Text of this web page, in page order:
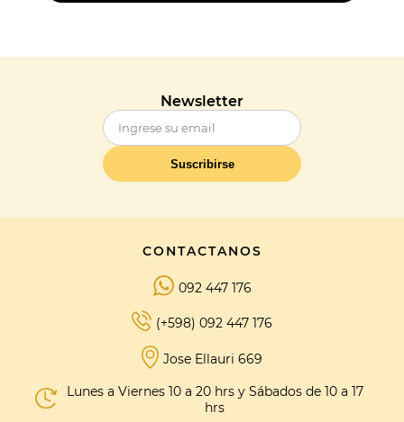
Newsletter
Suscribirse
CONTACTANOS
092 447 176
(+598) 092 447 176
Jose Ellauri 669
Lunes a Viernes 10 a 20 hrs y Sábados de 10 a 17
hrs